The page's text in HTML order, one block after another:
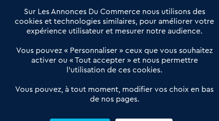
Offres Pro
Actualités
Qui sommes nous ?
Derniers articles
Réseau 3C : un partenaire national dédié aux transactions
Petitscommerces : Un partenariat au service du commerce de
proximité et des territoires
Sur Les Annonces Du Commerce nous utilisons des
cookies et technologies similaires, pour améliorer votre
expérience utilisateur et mesurer notre audience.
Vous pouvez « Personnaliser » ceux que vous souhaitez
activer ou « Tout accepter » et nous permettre
l’utilisation de ces cookies.
Vous pouvez, à tout moment, modifier vos choix en bas
de nos pages.